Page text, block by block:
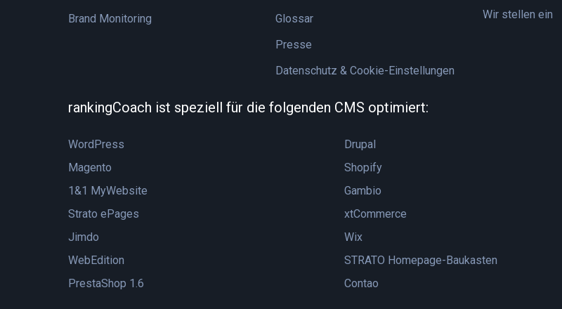
Brand Monitoring
Glossar
Presse
Datenschutz & Cookie-Einstellungen
Wir stellen ein
rankingCoach ist speziell für die folgenden CMS optimiert:
WordPress Drupal
Magento
Shopify
1&1 MyWebsite
Gambio
Strato ePages
xtCommerce
Jimdo
Wix
WebEdition
STRATO Homepage-Baukasten
PrestaShop 1.6
Contao